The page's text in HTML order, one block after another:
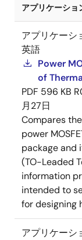
アプリケーシ
アプリケーシ
英語
Power
of
PDF 596 KB
月27日
Compares
power
package and
(TO-Leaded
information
intended to
for designing
アプリケーシ